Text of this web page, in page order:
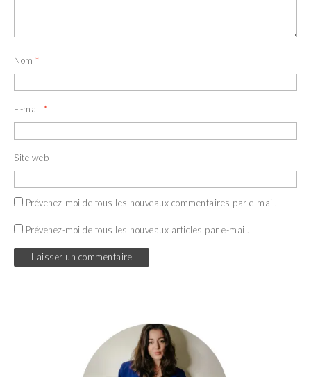
Nom *
E-mail *
Site web
Prévenez-moi de tous les nouveaux commentaires par e-mail.
Prévenez-moi de tous les nouveaux articles par e-mail.